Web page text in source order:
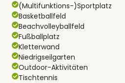
(Multifunktions-)Sportplatz
Basketballfeld
Beachvolleyballfeld
Fußballplatz
Kletterwand
Niedrigseilgarten
Outdoor-Aktivitäten
Tischtennis